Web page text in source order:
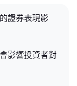
證券表現影
影響投資者對